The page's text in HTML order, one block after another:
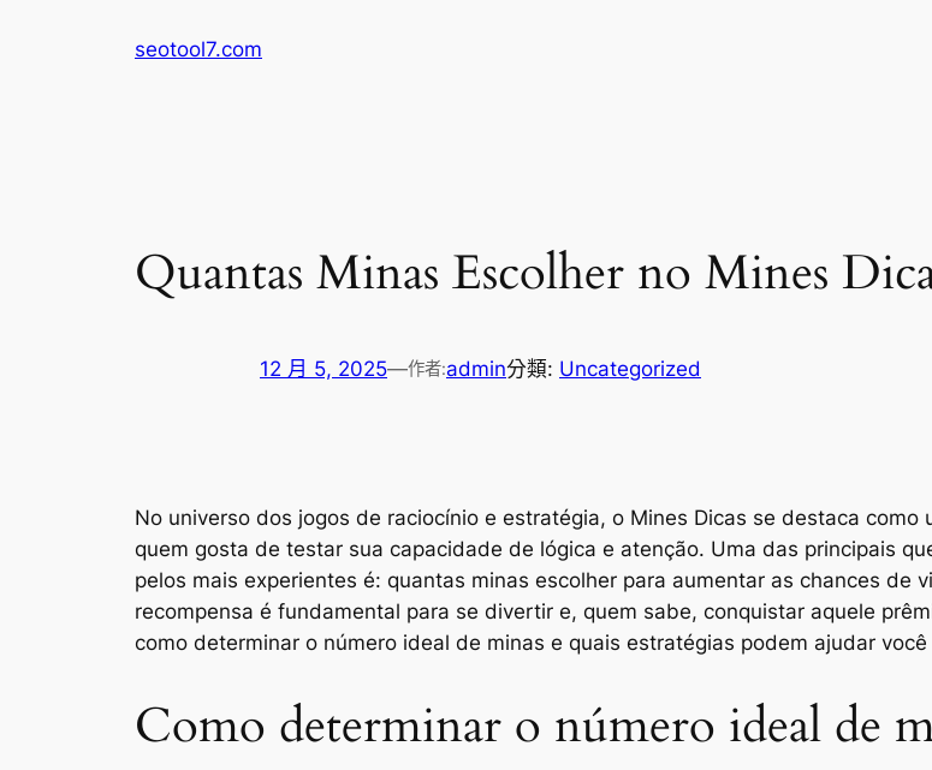
seotool7.com
Quantas Minas Escolher no Mines
12 月 5, 2025—作者:admin分類: Uncategorized
No universo dos jogos de raciocínio e estratégia, o Mines Dicas se destaca
quem gosta de testar sua capacidade de lógica e atenção. Uma das principais
pelos mais experientes é: quantas minas escolher para aumentar as chances de
recompensa é fundamental para se divertir e, quem sabe, conquistar aquele
como determinar o número ideal de minas e quais estratégias podem ajudar
Como determinar o número ideal de